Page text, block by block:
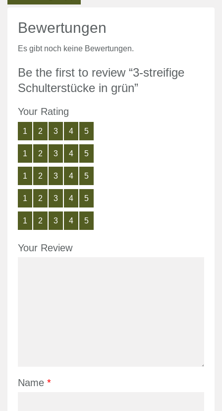
Bewertungen
Es gibt noch keine Bewertungen.
Be the first to review “3-streifige
Schulterstücke in grün”
Your Rating
1 2 3 4 5
1 2 3 4 5
1 2 3 4 5
1 2 3 4 5
1 2 3 4 5
Your Review
Name *